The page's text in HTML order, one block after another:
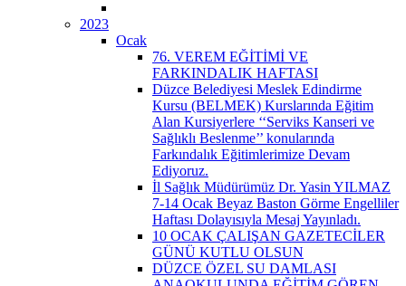
2023
Ocak
76. VEREM EĞİTİMİ VE
FARKINDALIK HAFTASI
Düzce Belediyesi Meslek Edindirme
Kursu (BELMEK) Kurslarında Eğitim
Alan Kursiyerlere ‘‘Serviks Kanseri ve
Sağlıklı Beslenme’’ konularında
Farkındalık Eğitimlerimize Devam
Ediyoruz.
İl Sağlık Müdürümüz Dr. Yasin YILMAZ
7-14 Ocak Beyaz Baston Görme Engelliler
Haftası Dolayısıyla Mesaj Yayınladı.
10 OCAK ÇALIŞAN GAZETECİLER
GÜNÜ KUTLU OLSUN
DÜZCE ÖZEL SU DAMLASI